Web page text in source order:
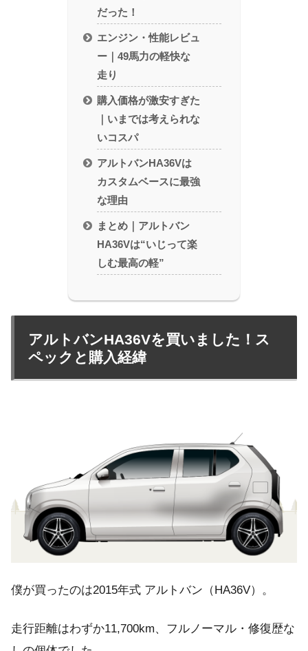
だった！
エンジン・性能レビュ
ー｜49馬力の軽快な
走り
購入価格が激安すぎた
｜いまでは考えられな
いコスパ
アルトバンHA36Vは
カスタムベースに最強
な理由
まとめ｜アルトバン
HA36Vは“いじって楽
しむ最高の軽”
アルトバンHA36Vを買いました！ス
ペックと購入経緯
僕が買ったのは2015年式 アルトバン（HA36V）。
走行距離はわずか11,700km、フルノーマル・修復歴な